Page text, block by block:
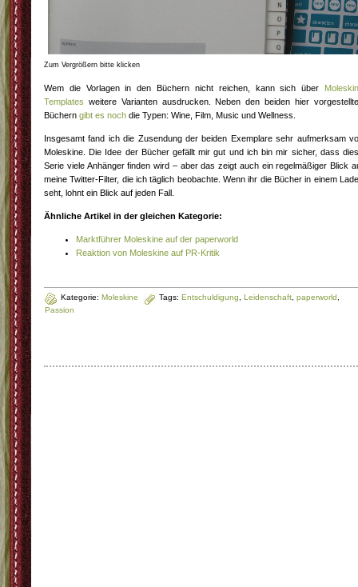
Zum Vergrößern bitte klicken
Wem die Vorlagen in den Büchern nicht reichen, kann sich über
Templates weitere Varianten ausdrucken. Neben den beiden hier
Büchern gibt es noch die Typen: Wine, Film, Music und Wellness.
Insgesamt fand ich die Zusendung der beiden Exemplare sehr aufmerksam
Moleskine. Die Idee der Bücher gefällt mir gut und ich bin mir sicher, dass
Serie viele Anhänger finden wird – aber das zeigt auch ein regelmäßiger Blick
meine Twitter-Filter, die ich täglich beobachte. Wenn ihr die Bücher in einem
seht, lohnt ein Blick auf jeden Fall.
Ähnliche Artikel in der gleichen Kategorie:
Marktführer Moleskine auf der paperworld
Reaktion von Moleskine auf PR-Kritik
Kategorie: Moleskine Tags: Entschuldigung Leidenschaft paperworld
Passion